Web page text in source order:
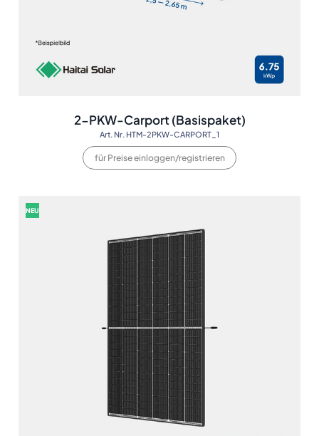
2-PKW-Carport (Basispaket)
Art. Nr. HTM-2PKW-CARPORT_1
für Preise einloggen/registrieren
NEU